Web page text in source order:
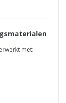
met: